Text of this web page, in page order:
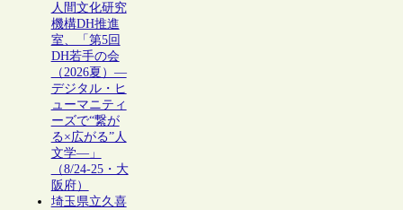
人間文化研究
機構DH推進
室、「第5回
DH若手の会
（2026夏）―
デジタル・ヒ
ューマニティ
ーズで“繋が
る×広がる”人
文学―」
（8/24-25・大
阪府）
埼玉県立久喜